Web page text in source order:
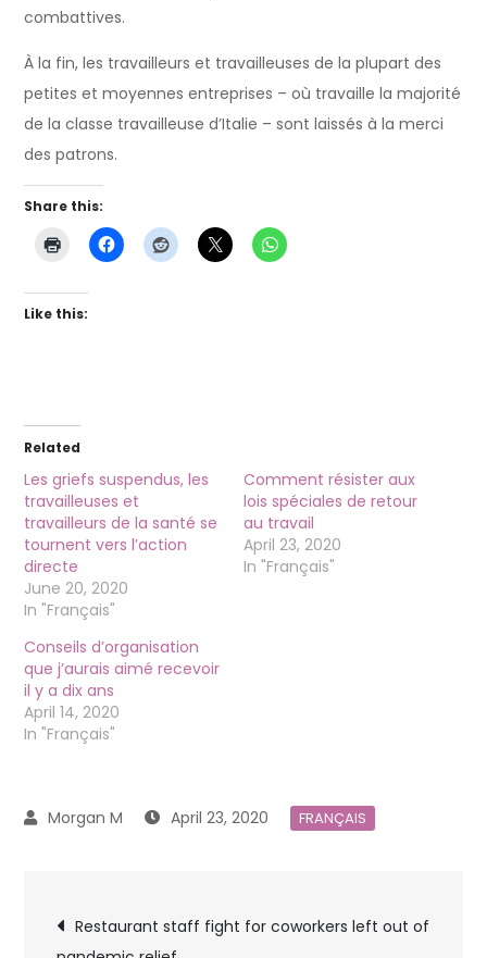
combattives.
À la fin, les travailleurs et travailleuses de la plupart des
petites et moyennes entreprises – où travaille la majorité
de la classe travailleuse d’Italie – sont laissés à la merci
des patrons.
Share this:
Like this:
Related
Les griefs suspendus, les
travailleuses et
travailleurs de la santé se
tournent vers l’action
directe
June 20, 2020
In "Français"
Comment résister aux
lois spéciales de retour
au travail
April 23, 2020
In "Français"
Conseils d’organisation
que j’aurais aimé recevoir
il y a dix ans
April 14, 2020
In "Français"
April 23, 2020 FRANÇAIS
Post
Restaurant staff fight for coworkers left out of